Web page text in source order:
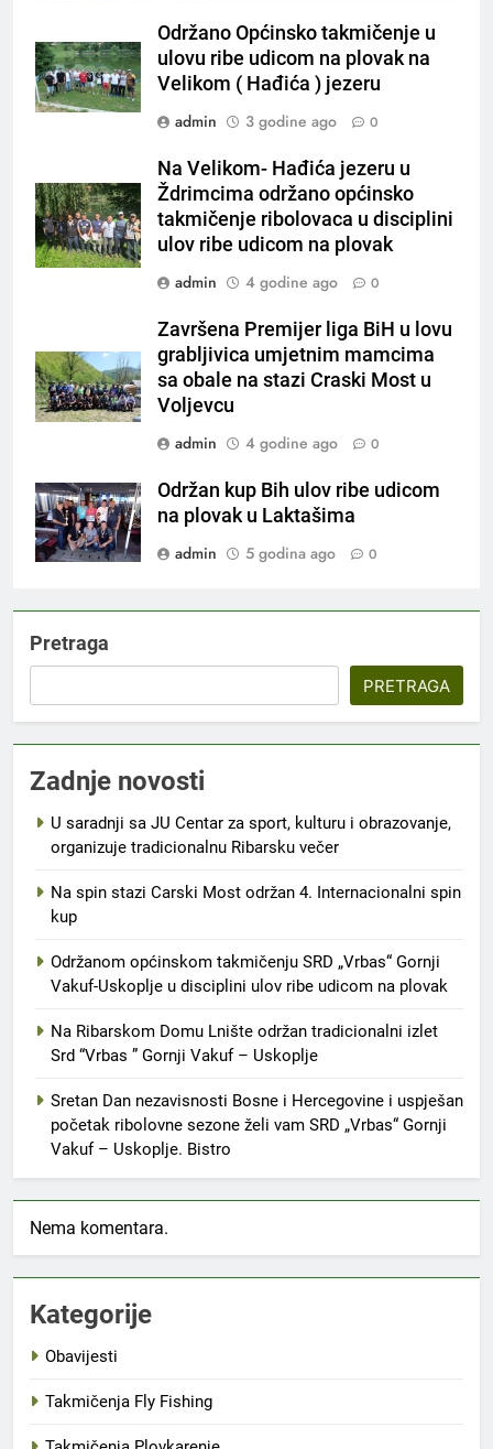
Održano Općinsko takmičenje u
ulovu ribe udicom na plovak na
Velikom ( Hađića ) jezeru
admin
3 godine ago 0
Na Velikom- Hađića jezeru u
Ždrimcima održano općinsko
takmičenje ribolovaca u disciplini
ulov ribe udicom na plovak
admin
4 godine ago 0
Završena Premijer liga BiH u lovu
grabljivica umjetnim mamcima
sa obale na stazi Craski Most u
Voljevcu
admin
4 godine ago 0
Održan kup Bih ulov ribe udicom
na plovak u Laktašima
admin
5 godina ago 0
Pretraga
PRETRAGA
Zadnje novosti
U saradnji sa JU Centar za sport, kulturu i obrazovanje,
organizuje tradicionalnu Ribarsku večer
Na spin stazi Carski Most održan 4. Internacionalni spin
kup
Održanom općinskom takmičenju SRD „Vrbas“ Gornji
Vakuf-Uskoplje u disciplini ulov ribe udicom na plovak
Na Ribarskom Domu Lnište održan tradicionalni izlet
Srd “Vrbas ” Gornji Vakuf – Uskoplje
Sretan Dan nezavisnosti Bosne i Hercegovine i uspješan
početak ribolovne sezone želi vam SRD „Vrbas“ Gornji
Vakuf – Uskoplje. Bistro
Nema komentara.
Kategorije
Obavijesti
Takmičenja Fly Fishing